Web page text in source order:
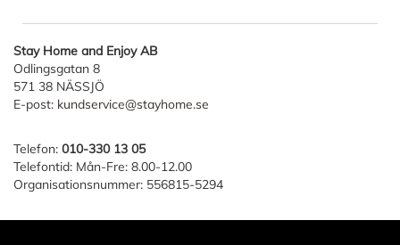
Stay Home and Enjoy AB
Odlingsgatan 8
571 38 NÄSSJÖ
E-post: kundservice@stayhome.se
Telefon: 010-330 13 05
Telefontid: Mån-Fre: 8.00-12.00
Organisationsnummer: 556815-5294